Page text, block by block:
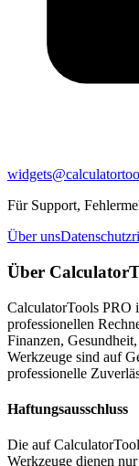
Für Support,
Über uns
Über
CalculatorTools PRO
professionellen
Finanzen,
Werkzeuge sind auf
professionelle
Haftungsausschluss
Die auf
Werkzeuge dienen